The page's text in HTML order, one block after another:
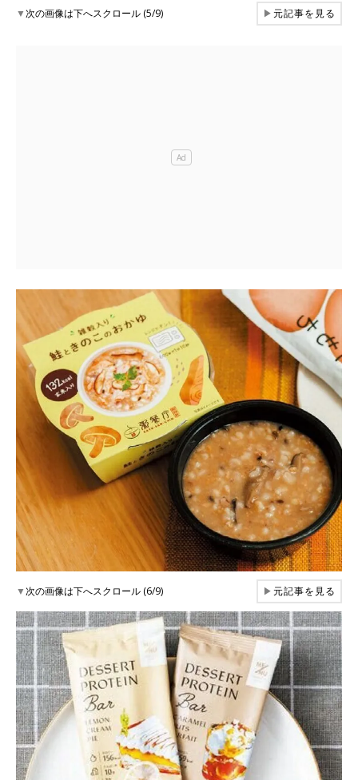
▼次の画像は下へスクロール (5/9) ▶元記事を見る
▼次の画像は下へスクロール (6/9) ▶元記事を見る